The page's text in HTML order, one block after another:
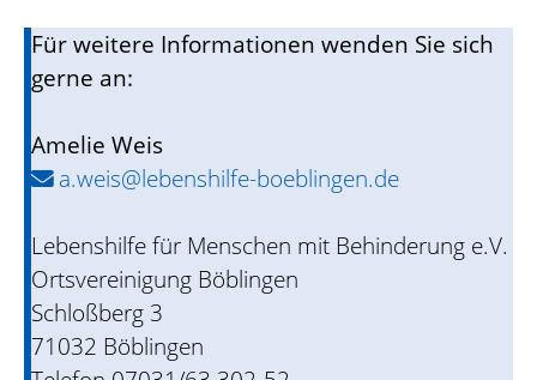
Für weitere Informationen wenden Sie sich
gerne an:
Amelie Weis
a.weis@lebenshilfe-boeblingen.de
Lebenshilfe für Menschen mit Behinderung e.V.
Ortsvereinigung Böblingen
Schloßberg 3
71032 Böblingen